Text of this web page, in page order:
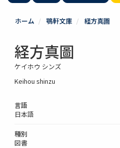
ホーム 鶚軒文庫 経方真圖
経方真圖
ケイホウ シンズ
Keihou shinzu
言語
日本語
種別
図書